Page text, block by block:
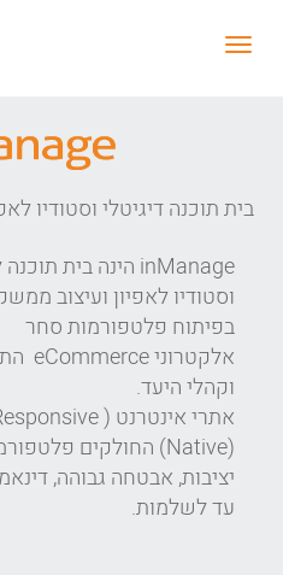
תפריט
בית תוכנה דיגיטלי וסטודיו
inManage הינה בית
וסטודיו לאפיון ועיצוב
בפיתוח פלטפורמות סחר
אלקטרוניeCommerce
וקהלי היעד.
אתרי אינטרנט (
(
Native) החולקים
יציבות, אבטחה גבוהה,
עד לשלמות.